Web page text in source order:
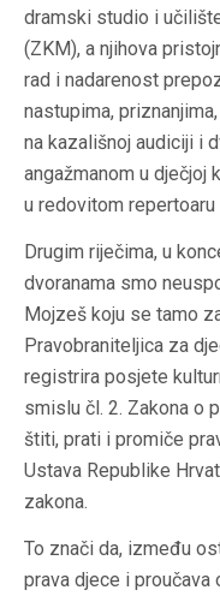
dramski studio i
(ZKM), a njihova
rad i nadarenost
nastupima,
na kazališnoj audiciji i
angažmanom u
u redovitom repertoaru
Drugim riječima, u
dvoranama smo
Mojzeš koju se tamo
Pravobraniteljica za
registrira posjete
smislu čl. 2. Zakona o
štiti, prati i promiče
Ustava Republike
zakona.
To znači da, između
prava djece i proučava